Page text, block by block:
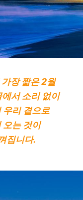
가장 짧은 2월
서 소리 없이
우리 곁으로
오는 것이
집니다.